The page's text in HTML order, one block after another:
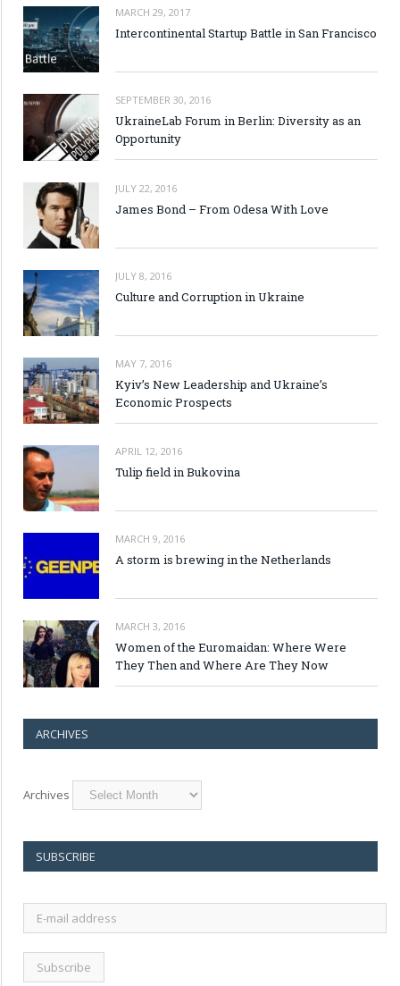
MARCH 29, 2017
Intercontinental Startup Battle in San Francisco
SEPTEMBER 30, 2016
UkraineLab Forum in Berlin: Diversity as an
Opportunity
JULY 22, 2016
James Bond – From Odesa With Love
JULY 8, 2016
Culture and Corruption in Ukraine
MAY 7, 2016
Kyiv’s New Leadership and Ukraine’s
Economic Prospects
APRIL 12, 2016
Tulip field in Bukovina
MARCH 9, 2016
A storm is brewing in the Netherlands
MARCH 3, 2016
Women of the Euromaidan: Where Were
They Then and Where Are They Now
ARCHIVES
Archives
SUBSCRIBE
mail